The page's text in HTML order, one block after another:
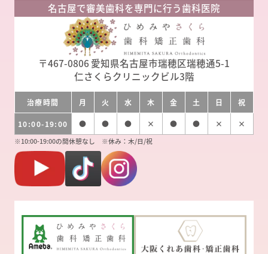
名古屋で審美歯科を専門に行う歯科医院
〒467-0806 愛知県名古屋市瑞穂区瑞穂通5-1
仁さくらクリニックビル3階
治療時間 月 火 水 木 金 土 日 祝
10:00-19:00 ● ● ● × ● ● × ×
※10:00-19:00の間休憩なし ※休み：木/日/祝